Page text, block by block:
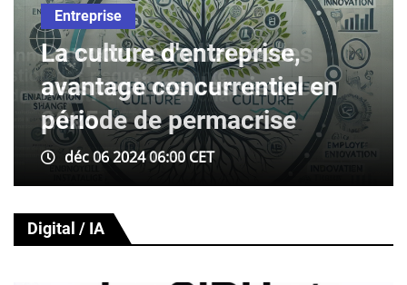
Entreprise
La culture d'entreprise,
avantage concurrentiel en
période de permacrise
déc 06 2024 06:00 CET
Digital / IA